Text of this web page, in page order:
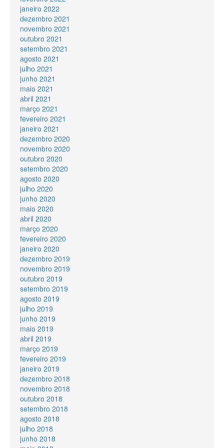
janeiro 2022
dezembro 2021
novembro 2021
outubro 2021
setembro 2021
agosto 2021
julho 2021
junho 2021
maio 2021
abril 2021
março 2021
fevereiro 2021
janeiro 2021
dezembro 2020
novembro 2020
outubro 2020
setembro 2020
agosto 2020
julho 2020
junho 2020
maio 2020
abril 2020
março 2020
fevereiro 2020
janeiro 2020
dezembro 2019
novembro 2019
outubro 2019
setembro 2019
agosto 2019
julho 2019
junho 2019
maio 2019
abril 2019
março 2019
fevereiro 2019
janeiro 2019
dezembro 2018
novembro 2018
outubro 2018
setembro 2018
agosto 2018
julho 2018
junho 2018